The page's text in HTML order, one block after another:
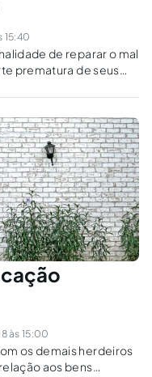
15:40
de reparar o mal
prematura de seus
às 15:00
os demais herdeiros
aos bens